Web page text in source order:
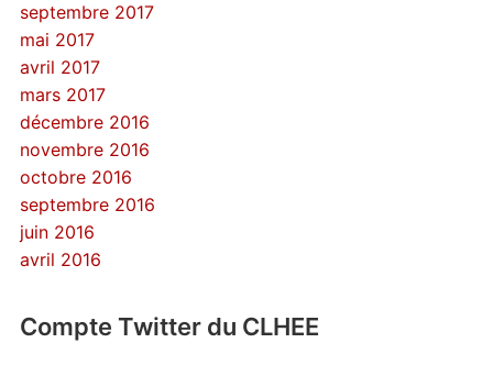
septembre 2017
mai 2017
avril 2017
mars 2017
décembre 2016
novembre 2016
octobre 2016
septembre 2016
juin 2016
avril 2016
Compte Twitter du CLHEE